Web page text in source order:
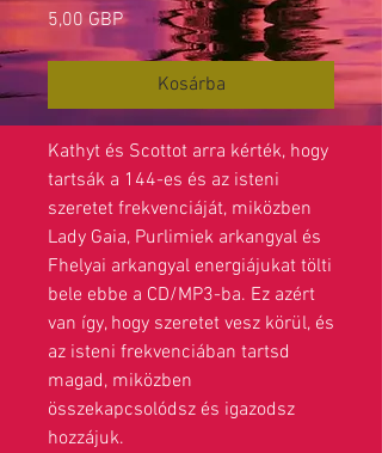
5,00 GBPÁr
Kosárba
Kathyt és Scottot arra kérték, hogy
tartsák a 144-es és az isteni
szeretet frekvenciáját, miközben
Lady Gaia, Purlimiek arkangyal és
Fhelyai arkangyal energiájukat tölti
bele ebbe a CD/MP3-ba. Ez azért
van így, hogy szeretet vesz körül, és
az isteni frekvenciában tartsd
magad, miközben
összekapcsolódsz és igazodsz
hozzájuk.